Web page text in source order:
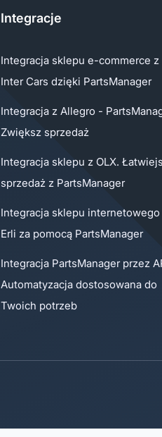
Integracje
Integracja sklepu e-commerce z
Inter Cars dzięki PartsManager
Integracja z Allegro -
Zwiększ sprzedaż
Integracja sklepu z OLX.
sprzedaż z PartsManager
Integracja sklepu internetowego
Erli za pomocą PartsManager
Integracja PartsManager przez
Automatyzacja dostosowana do
Twoich potrzeb